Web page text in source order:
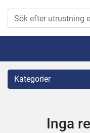
Kategorier
Inga